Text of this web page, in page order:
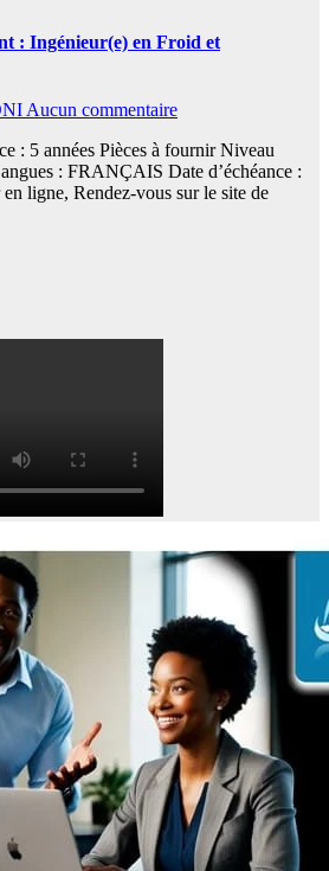
: Ingénieur(e) en Froid et
Aucun commentaire
: 5 années Pièces à fournir Niveau
: FRANÇAIS Date d’échéance :
ligne, Rendez-vous sur le site de